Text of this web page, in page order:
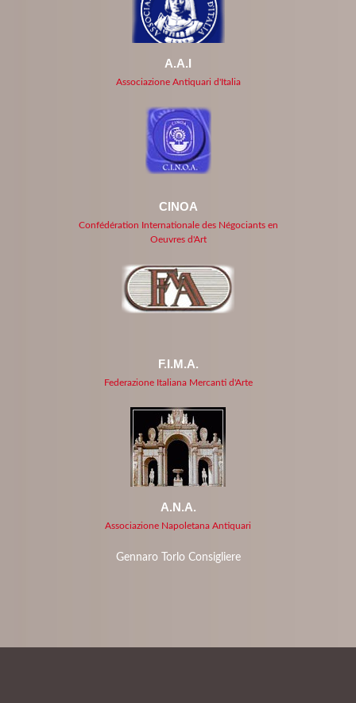
A.A.I
Associazione Antiquari d'Italia
CINOA
Confédération Internationale des Négociants en
Oeuvres d'Art
F.I.M.A.
Federazione Italiana Mercanti d'Arte
A.N.A.
Associazione Napoletana Antiquari
Gennaro Torlo Consigliere